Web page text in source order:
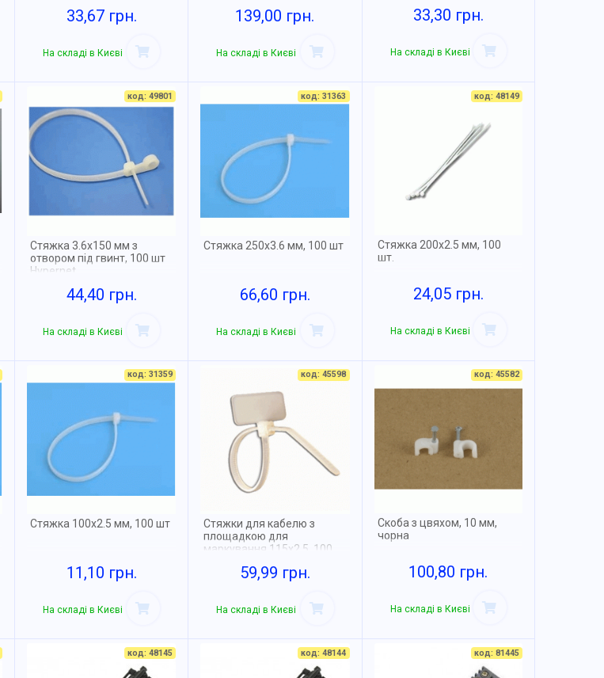
33,67 грн.
На складі в Києві
139,00 грн.
На складі в Києві
33,30 грн.
На складі в Києві
код: 49801
Стяжка 3.6x150 мм з
отвором під гвинт, 100 шт
Hypernet
44,40 грн.
На складі в Києві
код: 31363
Стяжка 250х3.6 мм, 100 шт
66,60 грн.
На складі в Києві
код: 48149
Стяжка 200х2.5 мм, 100
шт.
24,05 грн.
На складі в Києві
код: 31359
Стяжка 100х2.5 мм, 100 шт
11,10 грн.
На складі в Києві
код: 45598
Стяжки для кабелю з
площадкою для
маркування 115x2.5, 100
59,99 грн.
На складі в Києві
код: 45582
Скоба з цвяхом, 10 мм,
чорна
100,80 грн.
На складі в Києві
код: 48145 код: 48144 код: 81445